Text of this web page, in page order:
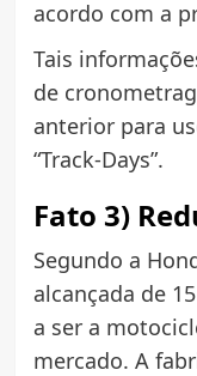
acordo com a
Tais
de
anterior para
“Track-Days”.
Fato 3)
Segundo a
alcançada de
a ser a
mercado. A